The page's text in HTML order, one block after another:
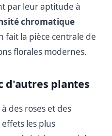
par leur aptitude à
chromatique
fait la pièce centrale de
florales modernes.
d'autres plantes
des roses et des
les plus